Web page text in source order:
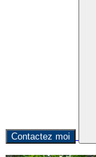
Contactez moi